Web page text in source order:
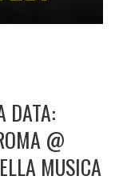
DATA:
@
MUSICA